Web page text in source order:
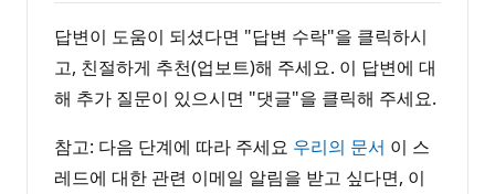
답변이 도움이 되셨다면 "답변 수락"을 클릭하시
고, 친절하게 추천(업보트)해 주세요. 이 답변에 대
해 추가 질문이 있으시면 "댓글"을 클릭해 주세요.
참고: 다음 단계에 따라 주세요 우리의 문서 이 스
레드에 대한 관련 이메일 알림을 받고 싶다면, 이